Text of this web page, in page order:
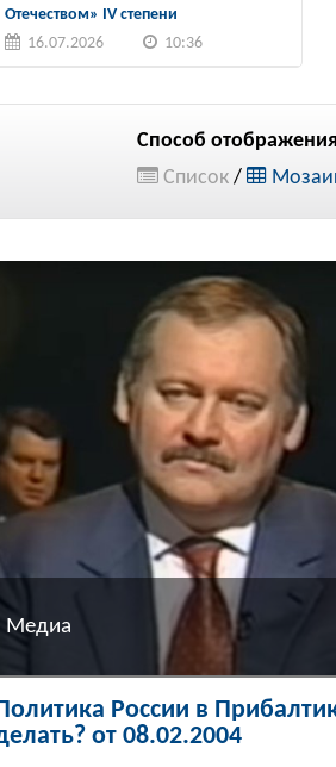
Отечеством» IV степени
16.07.2026
10:36
Способ отображения
Список/
Медиа
России в
от 08.02.2004